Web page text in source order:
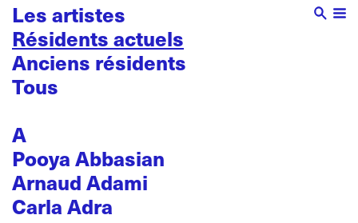
Les artistes
Résidents actuels
Anciens résidents
Tous
A
Pooya Abbasian
Arnaud Adami
Carla Adra